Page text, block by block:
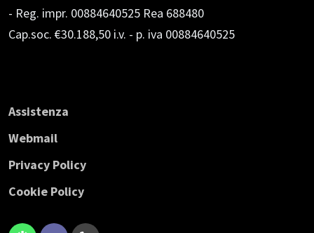
- Reg. impr. 00884640525 Rea 688480
Cap.soc. €30.188,50 i.v. - p. iva 00884640525
Assistenza
Webmail
Privacy Policy
Cookie Policy